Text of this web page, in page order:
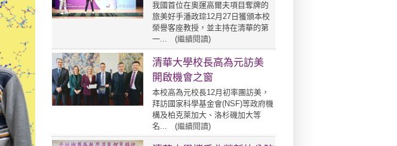
我國首位在奧運高爾夫項目奪牌的
旅美好手潘政琮12月27日獲頒本校
榮譽客座教授，並主持在清華的第
一... (繼續閱讀)
清華大學校長高為元訪美
開啟機會之窗
本校高為元校長12月初率團訪美，
拜訪國家科學基金會(NSF)等政府機
構及柏克萊加大、洛杉磯加大等
名... (繼續閱讀)